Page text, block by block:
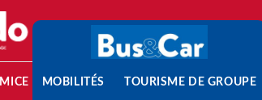
MICE MOBILITÉS TOURISME DE GROUPE